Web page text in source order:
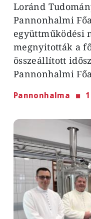
Loránd
Pannonhalmi
együttműködési
megnyitották a
összeállított
Pannonhalmi
Pannonhalma
Image